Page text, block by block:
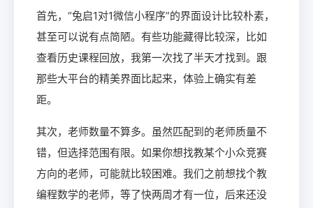
首先，“兔启1对1微信小程序”的界面设计比较朴素，
甚至可以说有点简陋。有些功能藏得比较深，比如
查看历史课程回放，我第一次找了半天才找到。跟
那些大平台的精美界面比起来，体验上确实有差
距。
其次，老师数量不算多。虽然匹配到的老师质量不
错，但选择范围有限。如果你想找教某个小众竞赛
方向的老师，可能就比较困难。我们之前想找个教
编程数学的老师，等了快两周才有一位，后来还没